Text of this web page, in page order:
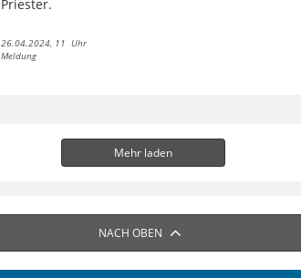
Priester.
26.04.2024, 11 Uhr
Meldung
Mehr laden
NACH OBEN